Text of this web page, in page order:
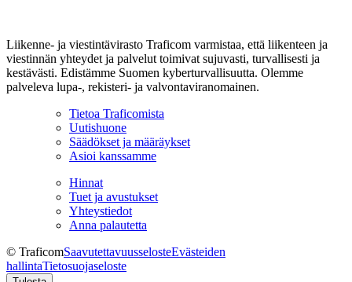
Liikenne- ja viestintävirasto Traficom varmistaa, että liikenteen ja
viestinnän yhteydet ja palvelut toimivat sujuvasti, turvallisesti ja
kestävästi. Edistämme Suomen kyberturvallisuutta. Olemme
palveleva lupa-, rekisteri- ja valvontaviranomainen.
Tietoa Traficomista
Uutishuone
Säädökset ja määräykset
Asioi kanssamme
Hinnat
Tuet ja avustukset
Yhteystiedot
Anna palautetta
© TraficomSaavutettavuusselosteEvästeiden
hallintaTietosuojaseloste